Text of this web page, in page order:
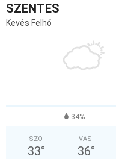
SZENTES
Kevés Felhő
34%
SZO
33°
VAS
36°